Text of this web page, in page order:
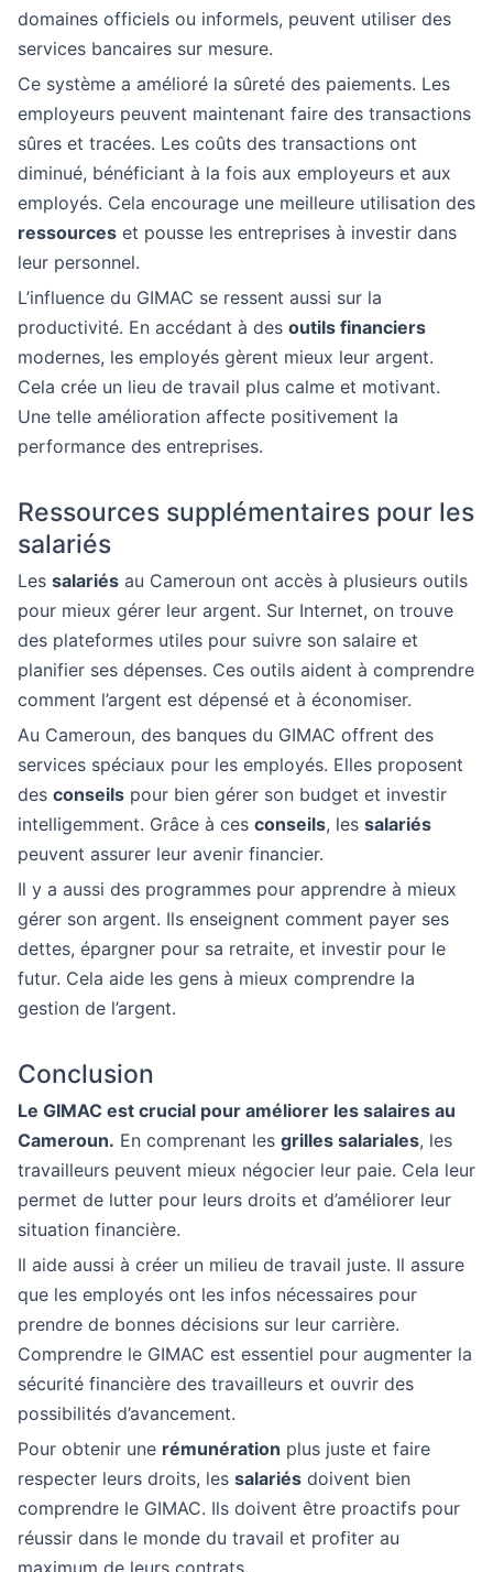
domaines officiels ou informels, peuvent utiliser des
services bancaires sur mesure.
Ce système a amélioré la sûreté des paiements. Les
employeurs peuvent maintenant faire des transactions
sûres et tracées. Les coûts des transactions ont
diminué, bénéficiant à la fois aux employeurs et aux
employés. Cela encourage une meilleure utilisation des
ressources et pousse les entreprises à investir dans
leur personnel.
L’influence du GIMAC se ressent aussi sur la
productivité. En accédant à des outils financiers
modernes, les employés gèrent mieux leur argent.
Cela crée un lieu de travail plus calme et motivant.
Une telle amélioration affecte positivement la
performance des entreprises.
Ressources supplémentaires pour les
salariés
Les salariés au Cameroun ont accès à plusieurs outils
pour mieux gérer leur argent. Sur Internet, on trouve
des plateformes utiles pour suivre son salaire et
planifier ses dépenses. Ces outils aident à comprendre
comment l’argent est dépensé et à économiser.
Au Cameroun, des banques du GIMAC offrent des
services spéciaux pour les employés. Elles proposent
des conseils pour bien gérer son budget et investir
intelligemment. Grâce à ces conseils, les salariés
peuvent assurer leur avenir financier.
Il y a aussi des programmes pour apprendre à mieux
gérer son argent. Ils enseignent comment payer ses
dettes, épargner pour sa retraite, et investir pour le
futur. Cela aide les gens à mieux comprendre la
gestion de l’argent.
Conclusion
Le GIMAC est crucial pour améliorer les salaires au
Cameroun. En comprenant les grilles salariales, les
travailleurs peuvent mieux négocier leur paie. Cela leur
permet de lutter pour leurs droits et d’améliorer leur
situation financière.
Il aide aussi à créer un milieu de travail juste. Il assure
que les employés ont les infos nécessaires pour
prendre de bonnes décisions sur leur carrière.
Comprendre le GIMAC est essentiel pour augmenter la
sécurité financière des travailleurs et ouvrir des
possibilités d’avancement.
Pour obtenir une rémunération plus juste et faire
respecter leurs droits, les salariés doivent bien
comprendre le GIMAC. Ils doivent être proactifs pour
réussir dans le monde du travail et profiter au
maximum de leurs contrats.